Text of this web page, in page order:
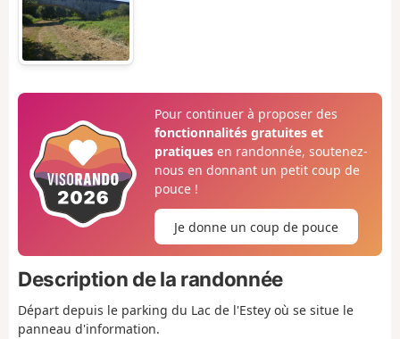
Pour continuer à proposer des
fonctionnalités gratuites et
pratiquesen randonnée, soutenez-
nous en donnant un petit coup de
pouce !
Je donne un coup de pouce
Description de la randonnée
Départ depuis le parking du Lac de l'Estey où se situe le
panneau d'information.